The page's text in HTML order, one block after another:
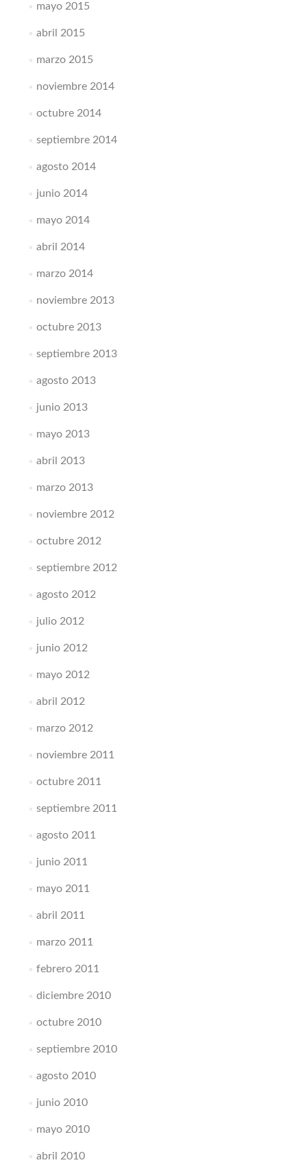
mayo 2015
abril 2015
marzo 2015
noviembre 2014
octubre 2014
septiembre 2014
agosto 2014
junio 2014
mayo 2014
abril 2014
marzo 2014
noviembre 2013
octubre 2013
septiembre 2013
agosto 2013
junio 2013
mayo 2013
abril 2013
marzo 2013
noviembre 2012
octubre 2012
septiembre 2012
agosto 2012
julio 2012
junio 2012
mayo 2012
abril 2012
marzo 2012
noviembre 2011
octubre 2011
septiembre 2011
agosto 2011
junio 2011
mayo 2011
abril 2011
marzo 2011
febrero 2011
diciembre 2010
octubre 2010
septiembre 2010
agosto 2010
junio 2010
mayo 2010
abril 2010